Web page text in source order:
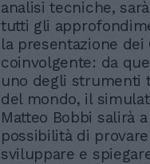
analisi tecniche,
tutti gli
la presentazione
coinvolgente: da
uno degli strumenti
del mondo, il
Matteo Bobbi salirà
possibilità di
sviluppare e